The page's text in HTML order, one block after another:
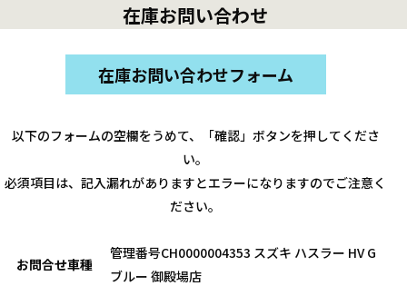
在庫お問い合わせ
在庫お問い合わせフォーム
以下のフォームの空欄をうめて、「確認」ボタンを押してくださ
い。
必須項目は、記入漏れがありますとエラーになりますのでご注意く
ださい。
お問合せ車種
管理番号CH0000004353 スズキ ハスラー HV G
ブルー 御殿場店